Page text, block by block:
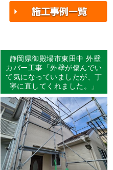
静岡県御殿場市東田中 外壁
カバー工事「外壁が傷んでい
て気になっていましたが、丁
寧に直してくれました。」